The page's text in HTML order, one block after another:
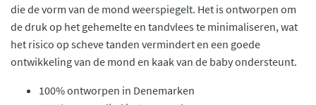
die de vorm van de mond weerspiegelt. Het is ontworpen om
de druk op het gehemelte en tandvlees te minimaliseren, wat
het risico op scheve tanden vermindert en een goede
ontwikkeling van de mond en kaak van de baby ondersteunt.
100% ontworpen in Denemarken